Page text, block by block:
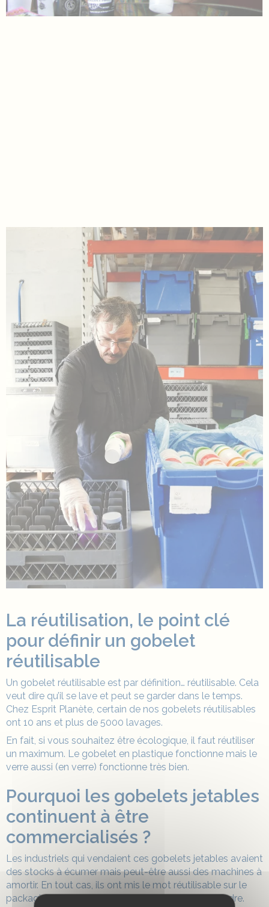
La réutilisation, le point clé
pour définir un gobelet
réutilisable
Un gobelet réutilisable est par définition… réutilisable. Cela
veut dire qu’il se lave et peut se garder dans le temps.
Chez Esprit Planète, certain de nos gobelets réutilisables
ont 10 ans et plus de 5000 lavages.
En fait, si vous souhaitez être écologique, il faut réutiliser
un maximum. Le gobelet en plastique fonctionne mais le
verre aussi (en verre) fonctionne très bien.
Pourquoi les gobelets jetables
continuent à être
commercialisés ?
Les industriels qui vendaient ces gobelets jetables avaient
des stocks à écumer mais peut-être aussi des machines à
amortir. En tout cas, ils ont mis le mot réutilisable sur le
packaging en espérant pouvoir continuer à les vendre.